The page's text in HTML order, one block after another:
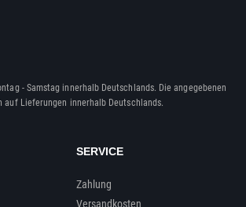
- Samstag innerhalb Deutschlands. Die angegebenen
auf Lieferungen innerhalb Deutschlands.
SERVICE
Zahlung
Versandkosten